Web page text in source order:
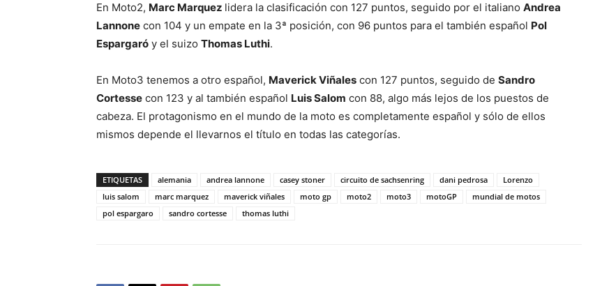
En Moto2, Marc Marquez lidera la clasificación con 127 puntos, seguido por el italiano Andrea
Lannone con 104 y un empate en la 3ª posición, con 96 puntos para el también español Pol
Espargaró y el suizo Thomas Luthi.
En Moto3 tenemos a otro español, Maverick Viñales con 127 puntos, seguido de Sandro
Cortesse con 123 y al también español Luis Salom con 88, algo más lejos de los puestos de
cabeza. El protagonismo en el mundo de la moto es completamente español y sólo de ellos
mismos depende el llevarnos el título en todas las categorías.
ETIQUETAS alemania andrea lannone casey stoner circuito de sachsenring dani pedrosa
Lorenzo
luis salom
marc marquez maverick viñales moto gp moto2 moto3 motoGP
mundial de motos
pol espargaro
sandro cortesse thomas luthi